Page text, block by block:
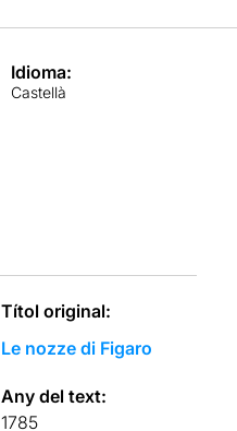
Idioma:
Castellà
Títol original:
Le nozze di Figaro
Any del text:
1785